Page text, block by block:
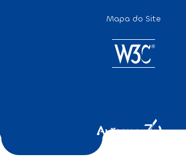
Mapa do Site